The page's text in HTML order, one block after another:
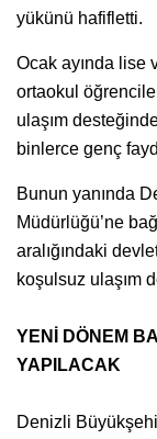
yükünü hafifletti.
Ocak ayında lise
ortaokul
ulaşım
binlerce genç
Bunun yanında
Müdürlüğü’ne
aralığındaki
koşulsuz ulaşım
YENİ DÖNEM
YAPILACAK
Denizli